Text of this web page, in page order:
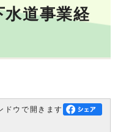
水道事業経
ドウで開きます